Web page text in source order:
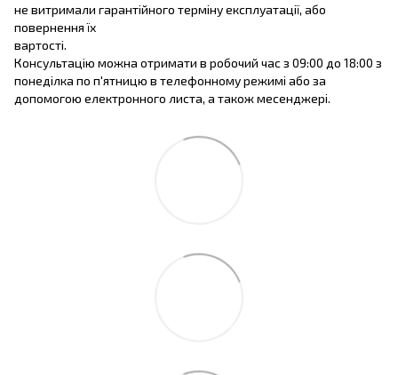
не витримали гарантійного терміну експлуатації, або
повернення їх
вартості.
Консультацію можна отримати в робочий час з 09:00 до 18:00 з
понеділка по п'ятницю в телефонному режимі або за
допомогою електронного листа, а також месенджері.